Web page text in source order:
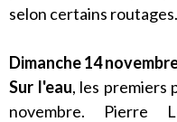
selon certains
Dimanche 14
Sur l'eau, les premiers
novembre. Pierre